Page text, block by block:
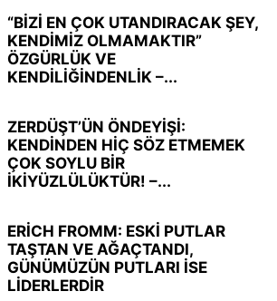
“BİZİ EN ÇOK UTANDIRACAK ŞEY,
KENDİMİZ OLMAMAKTIR”
ÖZGÜRLÜK VE
KENDİLİĞİNDENLİK –...
ZERDÜŞT’ÜN ÖNDEYİŞİ:
KENDİNDEN HİÇ SÖZ ETMEMEK
ÇOK SOYLU BİR
İKİYÜZLÜLÜKTÜR! –...
ERİCH FROMM: ESKİ PUTLAR
TAŞTAN VE AĞAÇTANDI,
GÜNÜMÜZÜN PUTLARI İSE
LİDERLERDİR